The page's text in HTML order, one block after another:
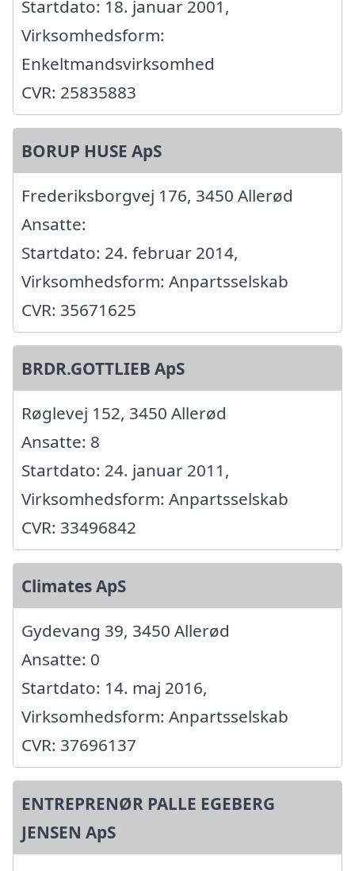
Startdato: 18. januar 2001,
Virksomhedsform:
Enkeltmandsvirksomhed
CVR: 25835883
BORUP HUSE ApS
Frederiksborgvej 176, 3450 Allerød
Ansatte:
Startdato: 24. februar 2014,
Virksomhedsform: Anpartsselskab
CVR: 35671625
BRDR.GOTTLIEB ApS
Røglevej 152, 3450 Allerød
Ansatte: 8
Startdato: 24. januar 2011,
Virksomhedsform: Anpartsselskab
CVR: 33496842
Climates ApS
Gydevang 39, 3450 Allerød
Ansatte: 0
Startdato: 14. maj 2016,
Virksomhedsform: Anpartsselskab
CVR: 37696137
ENTREPRENØR PALLE EGEBERG
JENSEN ApS